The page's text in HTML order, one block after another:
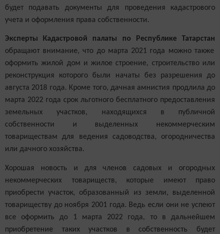
будет подавать документы для проведения кадастрового
учета и оформления права собственности.
Эксперты Кадастровой палаты по Республике Татарстан
обращают внимание, что до марта 2021 года можно также
оформить жилой дом и жилое строение, строительство или
реконструкция которого были начаты без разрешения до
августа 2018 года. Кроме того, дачная амнистия продлила до
марта 2022 года срок льготного бесплатного предоставления
земельных участков, находящихся в публичной
собственности и выделенных некоммерческим
товариществам для ведения садоводства, огородничества
или дачного хозяйства.
Хорошая новость и для членов садовых и огородных
некоммерческих товариществ, которые имеют право
приобрести участок, образованный из земли, выделенной
товариществу до ноября 2001 года. Ведь если они не успеют
все оформить до 1 марта 2022 года, то в дальнейшем
приобретение таких участков в собственность будет